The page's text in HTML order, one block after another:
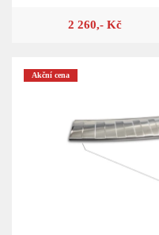
2 260,- Kč
Akční cena